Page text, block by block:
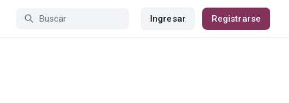
Ingresar Registrarse